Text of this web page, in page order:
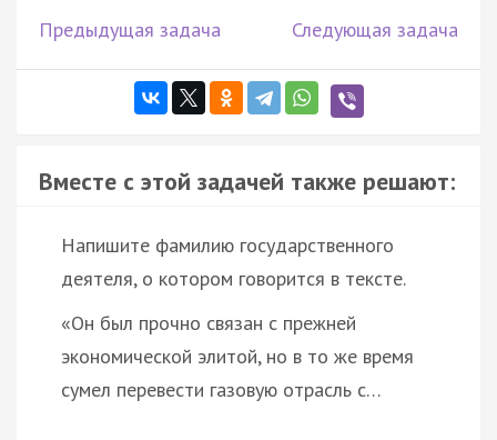
Предыдущая задача Следующая задача
Вместе с этой задачей также решают:
Напишите фамилию государственного
деятеля, о котором говорится в тексте.
«Он был прочно связан с прежней
экономической элитой, но в то же время
сумел перевести газовую отрасль с…